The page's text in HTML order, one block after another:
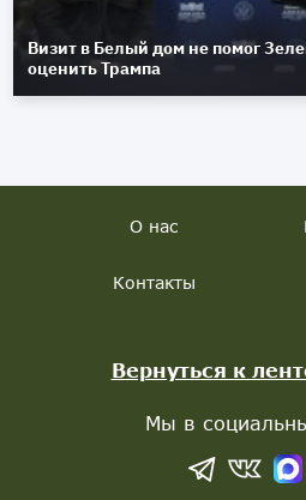
Визит в Белый дом не помог
оценить Трампа
О нас
Контакты
Вернуться к
Мы в